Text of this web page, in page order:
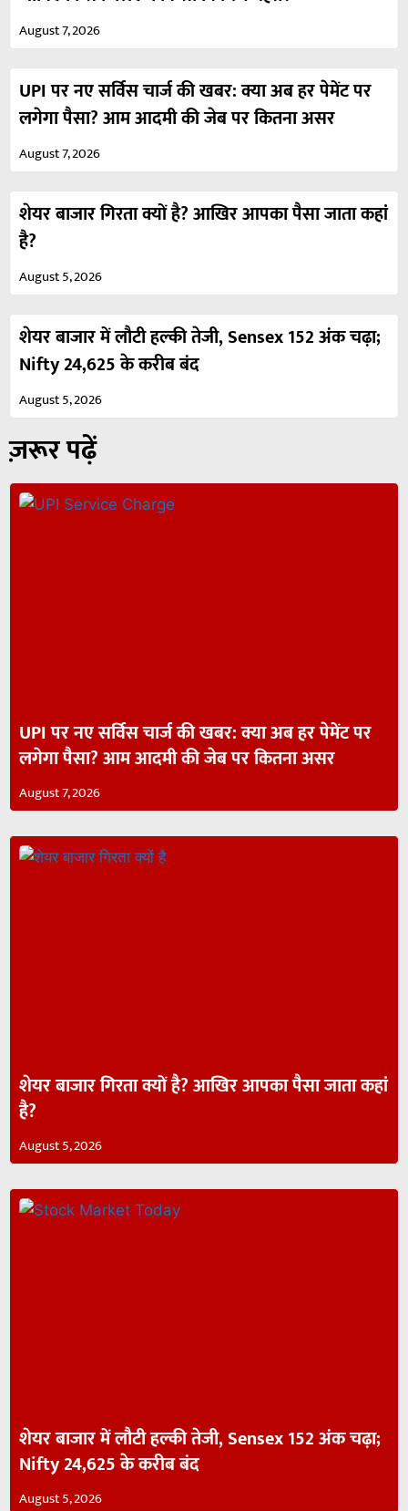
August 7, 2026
UPI पर नए सर्विस चार्ज की खबर: क्या अब हर पेमेंट पर
लगेगा पैसा? आम आदमी की जेब पर कितना असर
August 7, 2026
शेयर बाजार गिरता क्यों है? आखिर आपका पैसा जाता कहां
है?
August 5, 2026
शेयर बाजार में लौटी हल्की तेजी, Sensex 152 अंक चढ़ा;
Nifty 24,625 के करीब बंद
August 5, 2026
ज़रूर पढ़ें
UPI पर नए सर्विस चार्ज की खबर: क्या अब हर पेमेंट पर
लगेगा पैसा? आम आदमी की जेब पर कितना असर
August 7, 2026
शेयर बाजार गिरता क्यों है? आखिर आपका पैसा जाता कहां
है?
August 5, 2026
शेयर बाजार में लौटी हल्की तेजी, Sensex 152 अंक चढ़ा;
Nifty 24,625 के करीब बंद
August 5, 2026